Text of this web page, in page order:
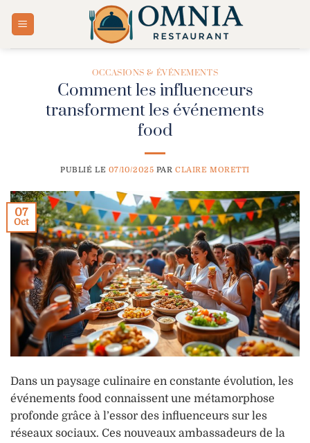
OCCASIONS & ÉVÉNEMENTS
Comment les influenceurs
transforment les événements
food
PUBLIÉ LE 07/10/2025 PARCLAIRE MORETTI
07
Oct
Dans un paysage culinaire en constante évolution, les
événements food connaissent une métamorphose
profonde grâce à l’essor des influenceurs sur les
réseaux sociaux. Ces nouveaux ambassadeurs de la